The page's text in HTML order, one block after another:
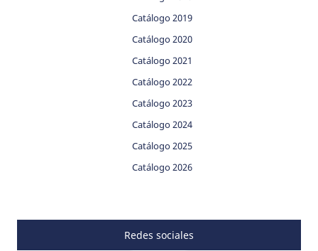
Catálogo 2019
Catálogo 2020
Catálogo 2021
Catálogo 2022
Catálogo 2023
Catálogo 2024
Catálogo 2025
Catálogo 2026
Redes sociales